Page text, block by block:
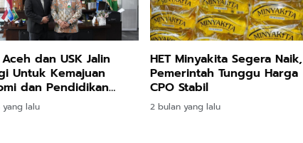
dan USK Jalin
Untuk Kemajuan
dan Pendidikan
lalu
HET Minyakita Segera Naik,
Pemerintah Tunggu Harga
CPO Stabil
2 bulan yang lalu